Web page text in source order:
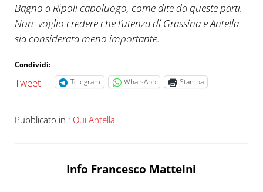
Bagno a Ripoli capoluogo, come dite da queste parti.
Non voglio credere che l’utenza di Grassina e Antella
sia considerata meno importante.
Condividi:
Tweet Telegram WhatsApp Stampa
Pubblicato in : Qui Antella
Info Francesco Matteini